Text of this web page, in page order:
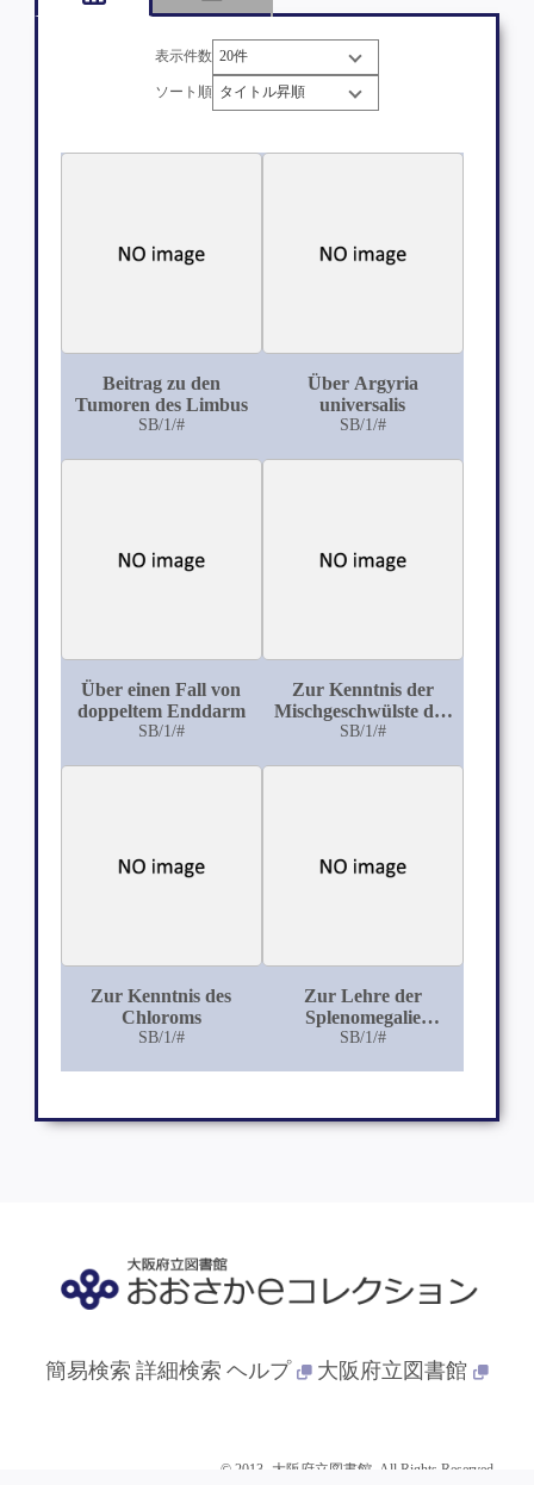
表示件数
ソート順
Beitrag zu den
Tumoren des Limbus
SB/1/#
Über Argyria
universalis
SB/1/#
Über einen Fall von
doppeltem Enddarm
SB/1/#
Zur Kenntnis der
Mischgeschwülste der
Hypophysengegend
SB/1/#
Zur Kenntnis des
Chloroms
SB/1/#
Zur Lehre der
Splenomegalie
(Diffuse
Milz, Leber und
SB/1/#
簡易検索 詳細検索 ヘルプ 大阪府立図書館
© 2013- 大阪府立図書館. All Rights Reserved.